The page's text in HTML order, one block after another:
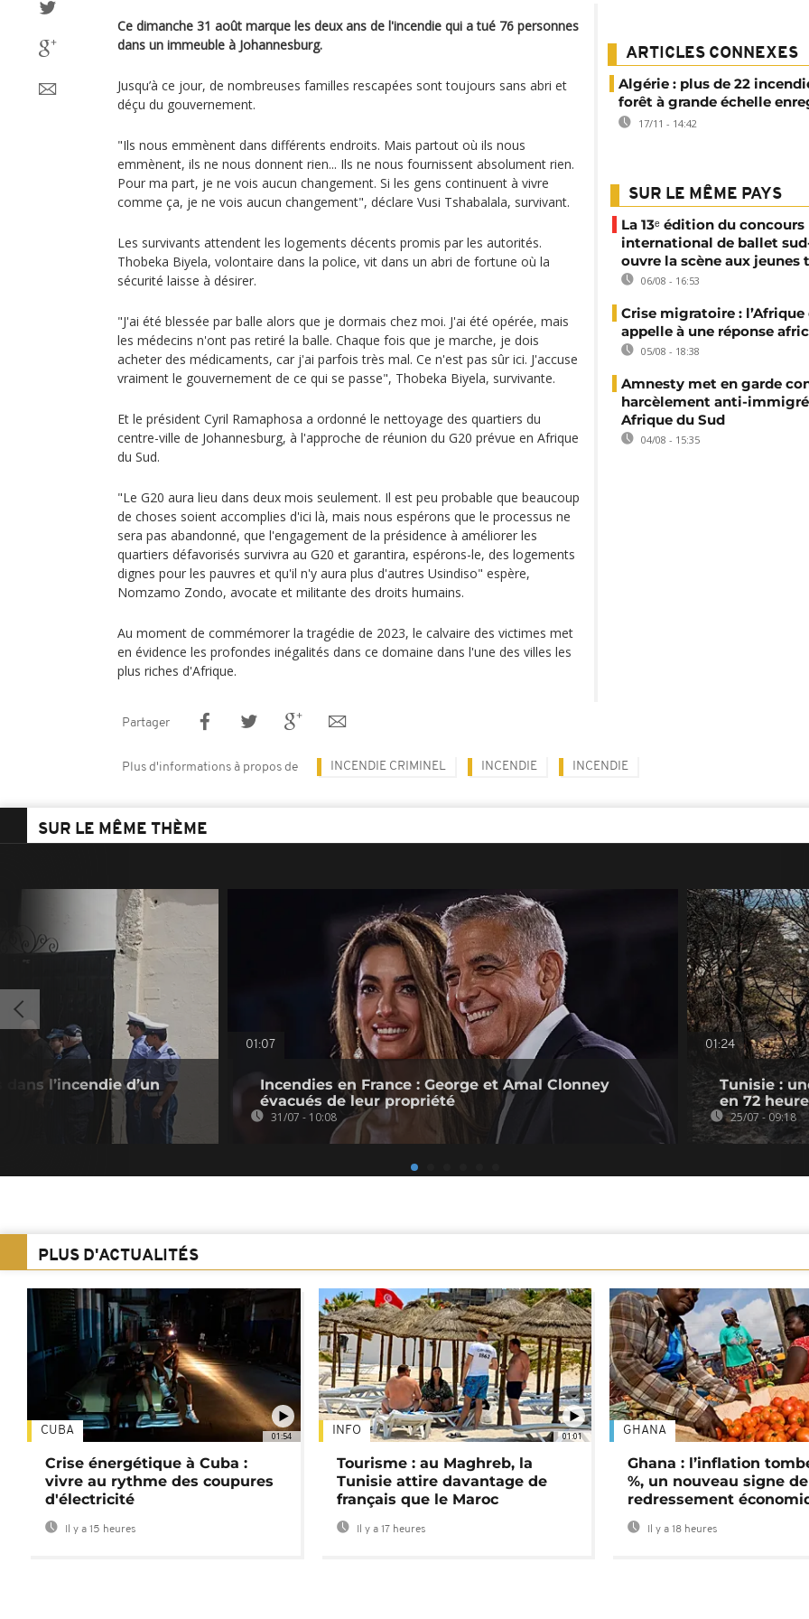
Ce dimanche 31 août marque les deux ans de l'incendie qui a tué 76 personnes
dans un immeuble à Johannesburg.
Jusqu’à ce jour, de nombreuses familles rescapées sont toujours sans abri et
déçu du gouvernement.
"Ils nous emmènent dans différents endroits. Mais partout où ils nous
emmènent, ils ne nous donnent rien... Ils ne nous fournissent absolument rien.
Pour ma part, je ne vois aucun changement. Si les gens continuent à vivre
comme ça, je ne vois aucun changement", déclare Vusi Tshabalala, survivant.
Les survivants attendent les logements décents promis par les autorités.
Thobeka Biyela, volontaire dans la police, vit dans un abri de fortune où la
sécurité laisse à désirer.
"J'ai été blessée par balle alors que je dormais chez moi. J'ai été opérée, mais
les médecins n'ont pas retiré la balle. Chaque fois que je marche, je dois
acheter des médicaments, car j'ai parfois très mal. Ce n'est pas sûr ici. J'accuse
vraiment le gouvernement de ce qui se passe", Thobeka Biyela, survivante.
Et le président Cyril Ramaphosa a ordonné le nettoyage des quartiers du
centre-ville de Johannesburg, à l'approche de réunion du G20 prévue en Afrique
du Sud.
"Le G20 aura lieu dans deux mois seulement. Il est peu probable que beaucoup
de choses soient accomplies d'ici là, mais nous espérons que le processus ne
sera pas abandonné, que l'engagement de la présidence à améliorer les
quartiers défavorisés survivra au G20 et garantira, espérons-le, des logements
dignes pour les pauvres et qu'il n'y aura plus d'autres Usindiso" espère,
Nomzamo Zondo, avocate et militante des droits humains.
Au moment de commémorer la tragédie de 2023, le calvaire des victimes met
en évidence les profondes inégalités dans ce domaine dans l'une des villes les
plus riches d'Afrique.
ARTICLES CONNEXES
Algérie : plus de 22
forêt à grande échelle
17/11 - 14:42
SUR LE MÊME PAYS
La 13ᵉ édition du concours
international de ballet
ouvre la scène aux jeunes
06/08 - 16:53
Crise migratoire : l’Afrique
appelle à une réponse
05/08 - 18:38
Amnesty met en garde
harcèlement anti-
Afrique du Sud
04/08 - 15:35
Partager
Plus d'informations à propos de INCENDIE CRIMINEL INCENDIE INCENDIE
SUR LE MÊME THÈME
l’incendie d’un
01:07
Incendies en France : George et Amal Clonney
évacués de leur propriété
31/07 - 10:08
01:24
Tunisie :
en 72
25/07 - 09:18
PLUS D'ACTUALITÉS
01:54
CUBA
Crise énergétique à Cuba :
vivre au rythme des coupures
d'électricité
Il y a 15 heures
01:01
INFO
Tourisme : au Maghreb, la
Tunisie attire davantage de
français que le Maroc
Il y a 17 heures
GHANA
Ghana : l’inflation
%, un nouveau signe de
redressement
Il y a 18 heures